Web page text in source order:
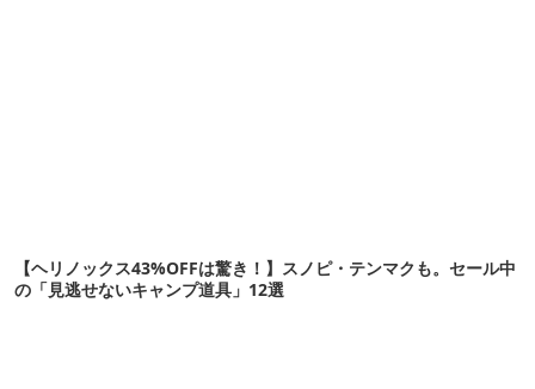
【ヘリノックス43%OFFは驚き！】スノピ・テンマクも。セール中
の「見逃せないキャンプ道具」12選